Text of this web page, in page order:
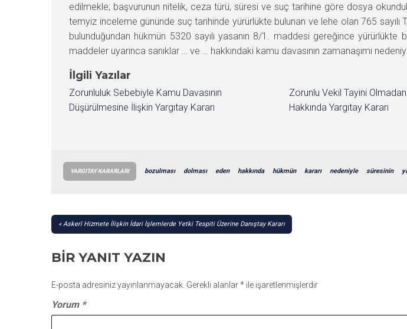
edilmekle; başvurunun nitelik, ceza türü, süresi ve suç tarihine göre dosya
temyiz inceleme gününde suç tarihinde yürürlükte bulunan ve lehe olan 765
bulunduğundan hükmün 5320 sayılı yasanın 8/1. maddesi gereğince yürürlükte
maddeler uyarınca sanıklar … ve … hakkındaki kamu davasının zamanaşımı
İlgili Yazılar
Zorunluluk Sebebiyle Kamu Davasının
Düşürülmesine İlişkin Yargıtay Kararı
Zorunlu Vekil Tayini
Hakkında Yargıtay Kararı
YARGITAY KARARLARI bozulması dolması eden hakkında hükmün kararı nedeniyle süresinin
YAZI
Askerî Hizmete İlişkin İdari İşlemlerde Yetki Tespiti Üzerine Danıştay Kararı
BIR YANIT YAZIN
E-posta adresiniz yayınlanmayacak. Gerekli alanlar* ile işaretlenmişlerdir
Yorum *